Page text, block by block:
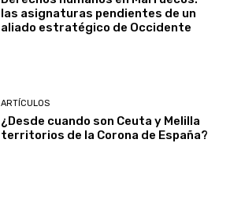
las asignaturas pendientes de un
aliado estratégico de Occidente
ARTÍCULOS
¿Desde cuando son Ceuta y Melilla
territorios de la Corona de España?